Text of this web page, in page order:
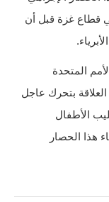
1.1 مليون طفل في قطاع غزة قبل أن
المتحدة
العلاقة بتحرك عاجل
الأطفال
هذا الحصار